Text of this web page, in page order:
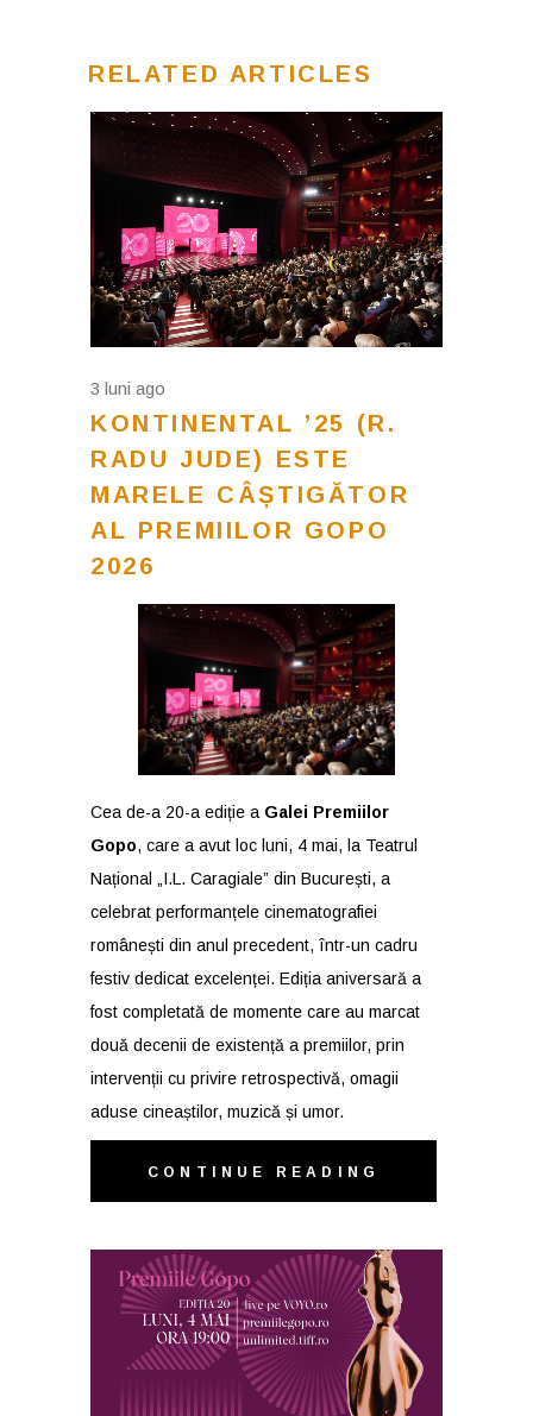
RELATED ARTICLES
3 luni ago
KONTINENTAL ’25 (R.
RADU JUDE) ESTE
MARELE CÂȘTIGĂTOR
AL PREMIILOR GOPO
2026
Cea de-a 20-a ediție a Galei Premiilor
Gopo, care a avut loc luni, 4 mai, la Teatrul
Național „I.L. Caragiale” din București, a
celebrat performanțele cinematografiei
românești din anul precedent, într-un cadru
festiv dedicat excelenței. Ediția aniversară a
fost completată de momente care au marcat
două decenii de existență a premiilor, prin
intervenții cu privire retrospectivă, omagii
aduse cineaștilor, muzică și umor.
CONTINUE READING